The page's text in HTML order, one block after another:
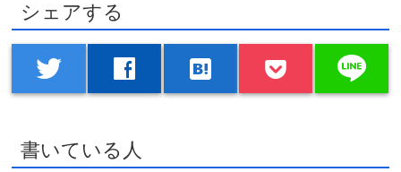
シェアする
twitter facebook hatenabookmark line
書いている人